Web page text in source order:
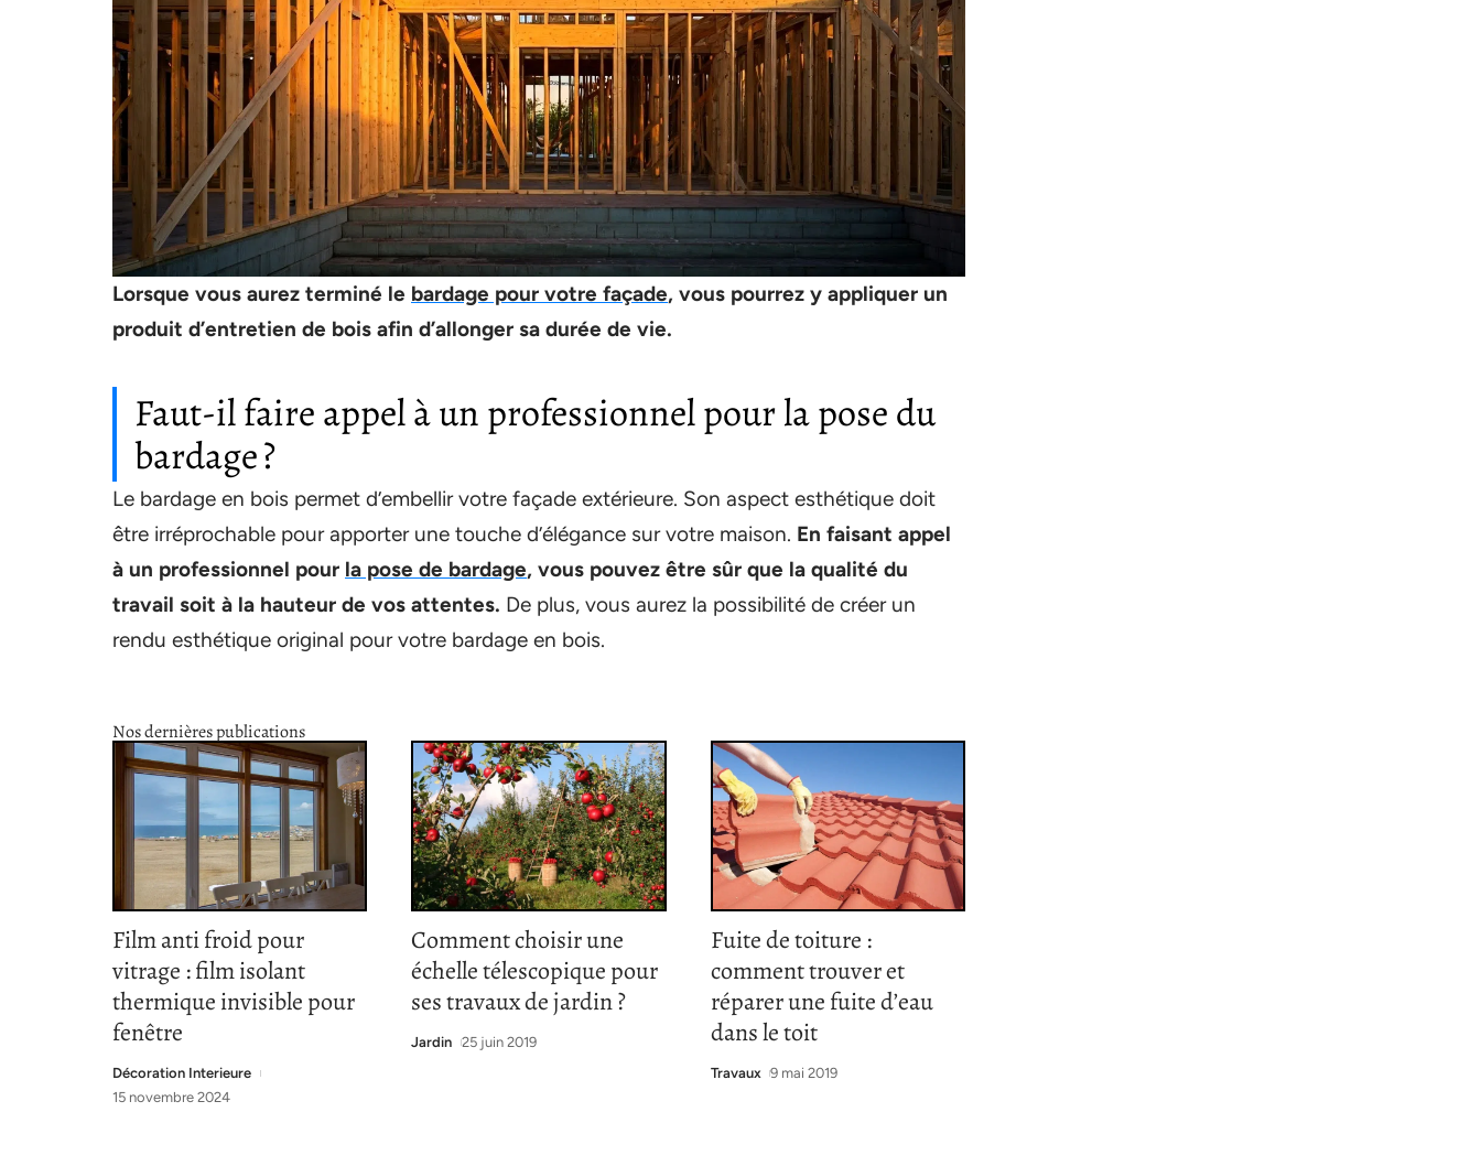
Lorsque vous aurez terminé le bardage pour votre façade, vous pourrez y appliquer un
produit d’entretien de bois afin d’allonger sa durée de vie.
Faut-il faire appel à un professionnel pour la pose du
bardage ?
Le bardage en bois permet d’embellir votre façade extérieure. Son aspect esthétique doit
être irréprochable pour apporter une touche d’élégance sur votre maison. En faisant appel
à un professionnel pour la pose de bardage, vous pouvez être sûr que la qualité du
travail soit à la hauteur de vos attentes. De plus, vous aurez la possibilité de créer un
rendu esthétique original pour votre bardage en bois.
Nos dernières publications
Film anti froid pour
vitrage : film isolant
thermique invisible pour
fenêtre
Décoration Interieure
15 novembre 2024
Comment choisir une
échelle télescopique pour
ses travaux de jardin ?
Jardin 25 juin 2019
Fuite de toiture :
comment trouver et
réparer une fuite d’eau
dans le toit
Travaux 9 mai 2019